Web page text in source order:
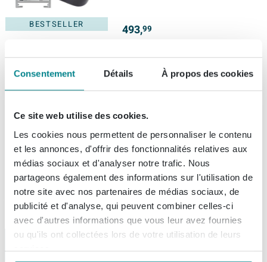
Consentement Détails À propos des cookies
Ce site web utilise des cookies.
Les cookies nous permettent de personnaliser le contenu
et les annonces, d'offrir des fonctionnalités relatives aux
médias sociaux et d'analyser notre trafic. Nous
partageons également des informations sur l'utilisation de
notre site avec nos partenaires de médias sociaux, de
publicité et d'analyse, qui peuvent combiner celles-ci
avec d'autres informations que vous leur avez fournies
ou qu'ils ont collectées lors de votre utilisation de leurs
services.
BESTSELLER 493,99
Notre Selection
Rosani ONE Sèche serviette
électrique - hauteur 170cm -
30Watt - inox 316 - Cuivre
Livraison:1 - 2 semaines
329,99
Bienvenue chez...